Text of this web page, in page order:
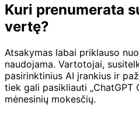
Kuri prenumerata
vertę?
Atsakymas labai priklauso
naudojama. Vartotojai,
pasirinktinius AI įrankius ir
tiek gali pasikliauti „ChatGPT
mėnesinių mokesčių.